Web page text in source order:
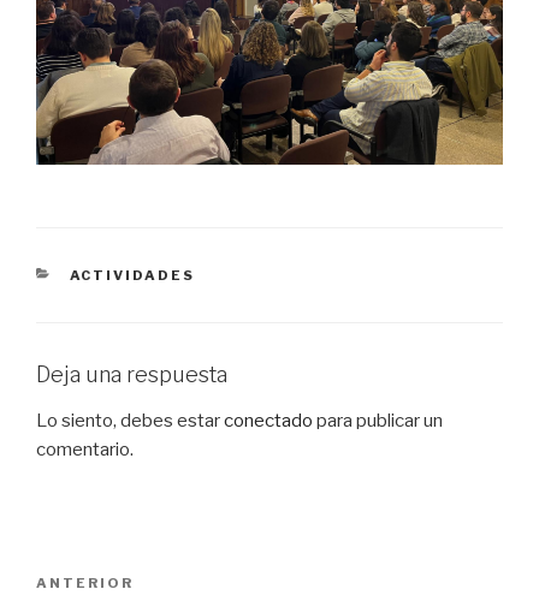
CATEGORÍAS
ACTIVIDADES
Deja una respuesta
Lo siento, debes estarconectado para publicar un
comentario.
Entrada
ANTERIOR